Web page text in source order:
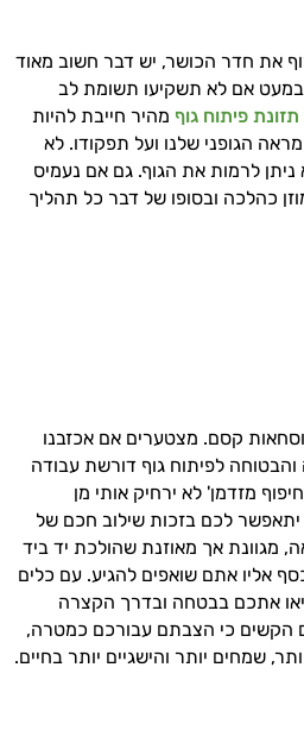
את חדר הכושר, יש דבר חשוב מאוד
במעט אם לא תשקיעו תשומת לב
תזונת פיתוח גוף מהיר חייבת להיות
הגופני שלנו ועל תפקודו. לא
לרמות את הגוף. גם אם נעמיס
כהלכה ובסופו של דבר כל תהליך
קסם. מצטערים אם אכזבנו
לפיתוח גוף דורשת עבודה
מזדמן' לא ירחיק אותי מן
יתאפשר לכם בזכות שילוב חכם של
מגוונת אך מאוזנת שהולכת יד ביד
אליו אתם שואפים להגיע. עם כלים
אתכם בבטחה ובדרך הקצרה
הקשים כי הצבתם עבורכם כמטרה,
שמחים יותר והישגיים יותר בחיים.